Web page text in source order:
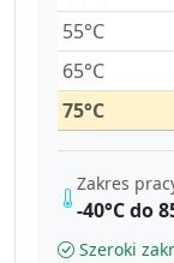
55°C
65°C
75°C
Zakres
-40°C do
Szeroki